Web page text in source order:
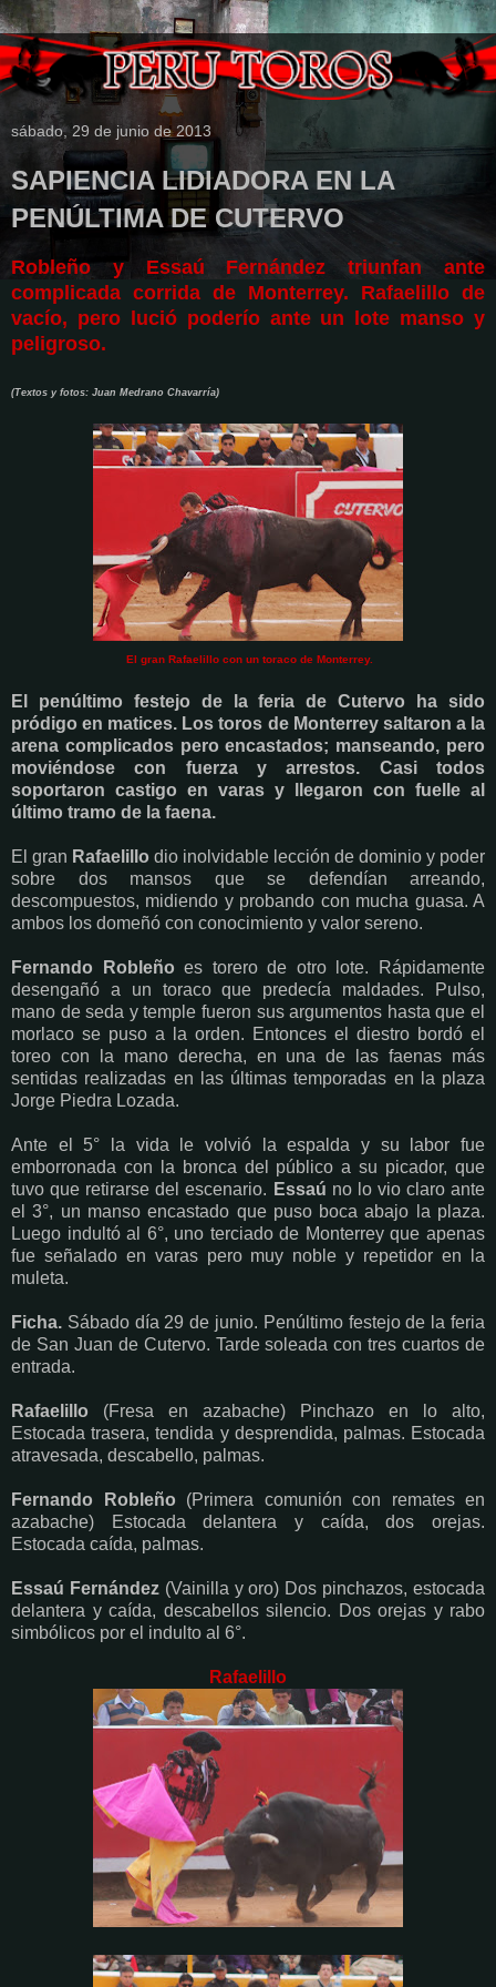
sábado, 29 de junio de 2013
SAPIENCIA LIDIADORA EN LA
PENÚLTIMA DE CUTERVO
Robleño y Essaú Fernández triunfan ante
complicada corrida de Monterrey. Rafaelillo de
vacío, pero lució poderío ante un lote manso y
peligroso.
(Textos y fotos: Juan Medrano Chavarría)
El gran Rafaelillo con un toraco de Monterrey.
El penúltimo festejo de la feria de Cutervo ha sido
pródigo en matices. Los toros de Monterrey saltaron a la
arena complicados pero encastados; manseando, pero
moviéndose con fuerza y arrestos. Casi todos
soportaron castigo en varas y llegaron con fuelle al
último tramo de la faena.
El gran Rafaelillo dio inolvidable lección de dominio y poder
sobre dos mansos que se defendían arreando,
descompuestos, midiendo y probando con mucha guasa. A
ambos los domeñó con conocimiento y valor sereno.
Fernando Robleño es torero de otro lote. Rápidamente
desengañó a un toraco que predecía maldades. Pulso,
mano de seda y temple fueron sus argumentos hasta que el
morlaco se puso a la orden. Entonces el diestro bordó el
toreo con la mano derecha, en una de las faenas más
sentidas realizadas en las últimas temporadas en la plaza
Jorge Piedra Lozada.
Ante el 5° la vida le volvió la espalda y su labor fue
emborronada con la bronca del público a su picador, que
tuvo que retirarse del escenario. Essaú no lo vio claro ante
el 3°, un manso encastado que puso boca abajo la plaza.
Luego indultó al 6°, uno terciado de Monterrey que apenas
fue señalado en varas pero muy noble y repetidor en la
muleta.
Ficha. Sábado día 29 de junio. Penúltimo festejo de la feria
de San Juan de Cutervo. Tarde soleada con tres cuartos de
entrada.
Rafaelillo (Fresa en azabache) Pinchazo en lo alto,
Estocada trasera, tendida y desprendida, palmas. Estocada
atravesada, descabello, palmas.
Fernando Robleño (Primera comunión con remates en
azabache) Estocada delantera y caída, dos orejas.
Estocada caída, palmas.
Essaú Fernández(Vainilla y oro) Dos pinchazos, estocada
delantera y caída, descabellos silencio. Dos orejas y rabo
simbólicos por el indulto al 6°.
Rafaelillo